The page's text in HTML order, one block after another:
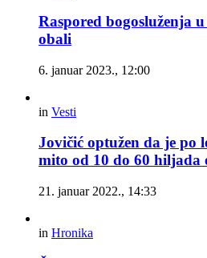
Raspored bogosluženja
obali
6. januar 2023., 12:00
in Vesti
Jovičić optužen da je po
mito od 10 do 60 hiljada
21. januar 2022., 14:33
in Hronika